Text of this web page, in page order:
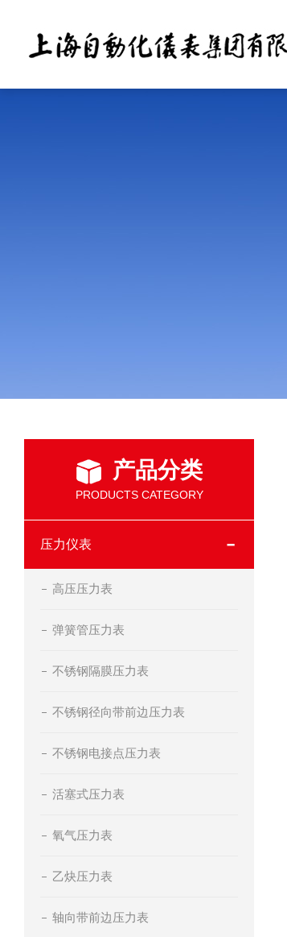
产品分类
PRODUCTS CATEGORY
压力仪表
高压压力表
弹簧管压力表
不锈钢隔膜压力表
不锈钢径向带前边压力表
不锈钢电接点压力表
活塞式压力表
氧气压力表
乙炔压力表
轴向带前边压力表